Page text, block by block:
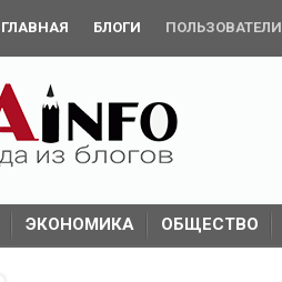
ГЛАВНАЯ БЛОГИ ПОЛЬЗОВАТЕЛИ
ЭКОНОМИКА ОБЩЕСТВО